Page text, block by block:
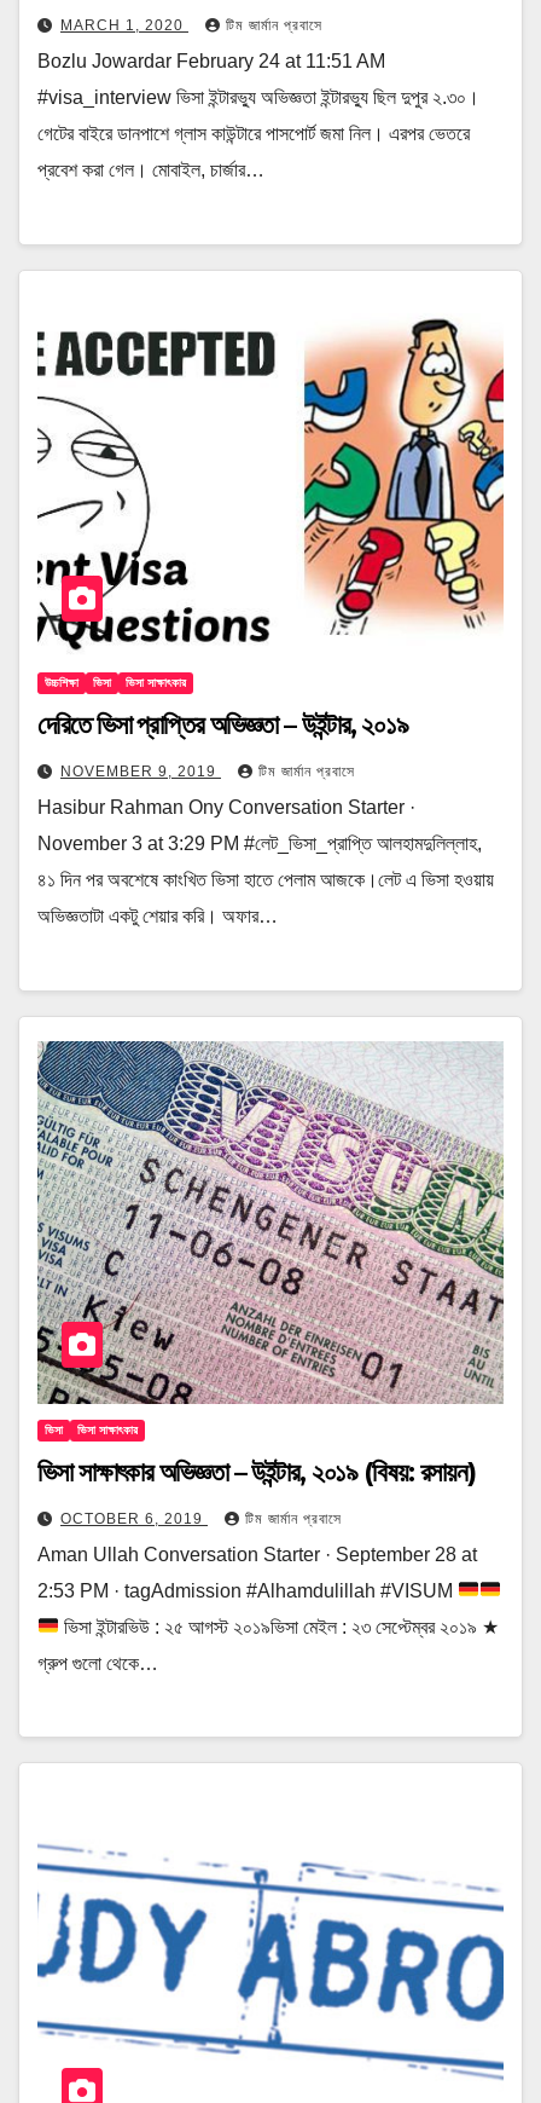
MARCH 1, 2020 টিম জার্মান প্রবাসে
Bozlu Jowardar February 24 at 11:51 AM
#visa_interview ভিসা ইন্টারভ্যু অভিজ্ঞতা ইন্টারভ্যু ছিল দুপুর ২.৩০।
গেটের বাইরে ডানপাশে গ্লাস কাউন্টারে পাসপোর্ট জমা নিল। এরপর ভেতরে
প্রবেশ করা গেল। মোবাইল, চার্জার…
উচ্চশিক্ষা ভিসা ভিসা সাক্ষাৎকার
দেরিতে ভিসা প্রাপ্তির অভিজ্ঞতা – উইন্টার, ২০১৯
NOVEMBER 9, 2019 টিম জার্মান প্রবাসে
Hasibur Rahman Ony Conversation Starter ·
November 3 at 3:29 PM #লেট_ভিসা_প্রাপ্তি আলহামদুলিল্লাহ,
৪১ দিন পর অবশেষে কাংখিত ভিসা হাতে পেলাম আজকে।লেট এ ভিসা হওয়ায়
অভিজ্ঞতাটা একটু শেয়ার করি। অফার…
ভিসা ভিসা সাক্ষাৎকার
ভিসা সাক্ষাৎকার অভিজ্ঞতা – উইন্টার, ২০১৯ (বিষয়: রসায়ন)
OCTOBER 6, 2019 টিম জার্মান প্রবাসে
Aman Ullah Conversation Starter · September 28 at
2:53 PM · tagAdmission #Alhamdulillah #VISUM
ভিসা ইন্টারভিউ : ২৫ আগস্ট ২০১৯ভিসা মেইল : ২৩ সেপ্টেম্বর ২০১৯ ★
গ্রুপ গুলো থেকে…